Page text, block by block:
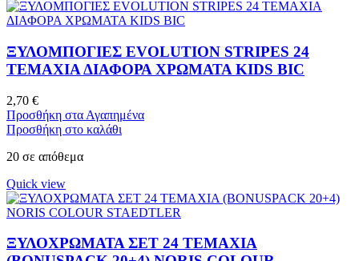
ΞΥΛΟΜΠΟΓΙΕΣ EVOLUTION STRIPES 24
ΤΕΜΑΧΙΑ ΔΙΑΦΟΡΑ ΧΡΩΜΑΤΑ KIDS BIC
2,70 €
Προσθήκη στα Αγαπημένα
Προσθήκη στο καλάθι
20 σε απόθεμα
Quick view
ΞΥΛΟΧΡΩΜΑΤΑ ΣΕΤ 24 ΤΕΜΑΧΙΑ